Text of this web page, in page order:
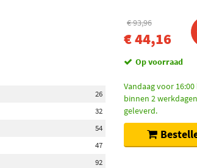
26
32
54
47
92
€ 93,96
€ 44,16
Op voorraad
Vandaag voor
binnen 2
geleverd.